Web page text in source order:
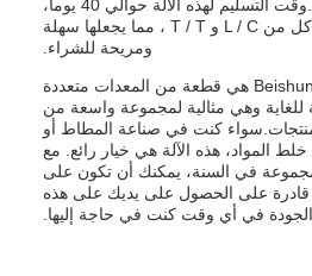
آلتك لك في حالة مثالية.وقت التسليم لهذه الآلة حوالي 40 يوما،
وشروط الدفع تشمل كل من L / C و T / T ، مما يجعلها سهلة
ومريحة للشراء.
آلة Beishun Rubber Kneader هي قطعة من المعدات متعددة
للغاية وهي مثالية لمجموعة واسعة من
كنت في صناعة المطاط أو
المواد، هذه الآلة هي خيار رائع. مع
على توفير 50 مجموعة في السنة، يمكنك أن تكون على
على الحصول على يديك على هذه
الجودة في أي وقت كنت في حاجة إليها.